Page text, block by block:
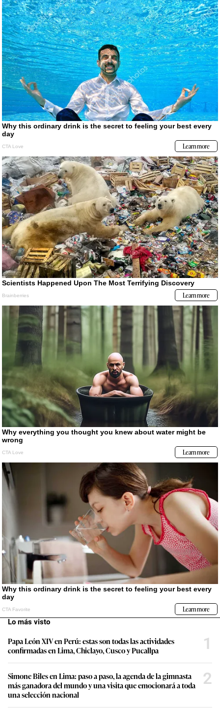
Lo más visto
Papa León XIV en Perú: estas son todas las actividades
confirmadas en Lima, Chiclayo, Cusco y Pucallpa
1
Simone Biles en Lima: paso a paso, la agenda de la gimnasta
más ganadora del mundo y una visita que emocionará a toda
una selección nacional
2